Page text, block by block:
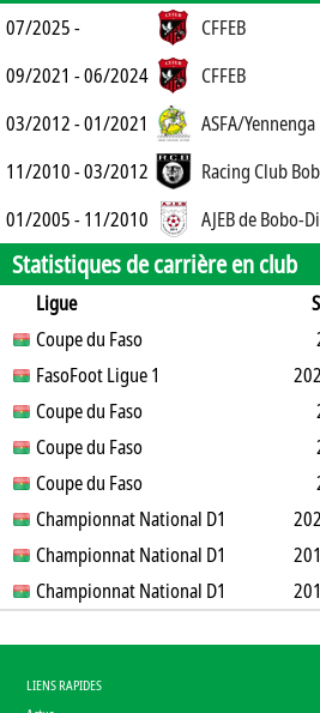
07/2025 -
CFFEB
09/2021 - 06/2024
CFFEB
03/2012 - 01/2021
ASFA/Yennenga
11/2010 - 03/2012
Racing Club
01/2005 - 11/2010
AJEB de Bobo-
Statistiques de carrière en club
Ligue
SO
B B
Coupe du Faso
0
2 0 0
FasoFoot Ligue 1
2
8 1
Coupe du Faso
0
0 0
Coupe du Faso
0
0 0
Coupe du Faso
0
0 0 0
Championnat National D1
0
5 0 0
Championnat National D1
0
0 0 0
Championnat National D1
LIENS RAPIDES